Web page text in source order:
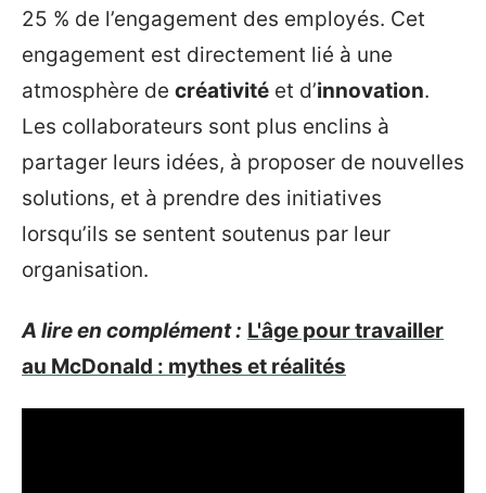
25 % de l’engagement des employés. Cet
engagement est directement lié à une
atmosphère de créativité et d’innovation.
Les collaborateurs sont plus enclins à
partager leurs idées, à proposer de nouvelles
solutions, et à prendre des initiatives
lorsqu’ils se sentent soutenus par leur
organisation.
A lire en complément : L'âge pour travailler
au McDonald : mythes et réalités